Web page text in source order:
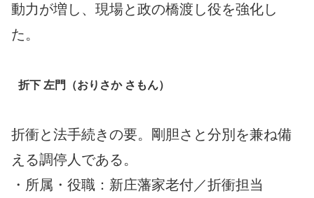
動力が増し、現場と政の橋渡し役を強化し
た。
折下 左門（おりさか さもん）
折衝と法手続きの要。剛胆さと分別を兼ね備
える調停人である。
・所属・役職：新庄藩家老付／折衝担当